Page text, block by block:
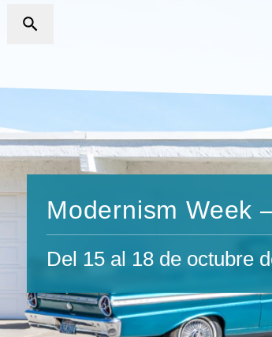
Modernism Week
Del 15 al 18 de octubre